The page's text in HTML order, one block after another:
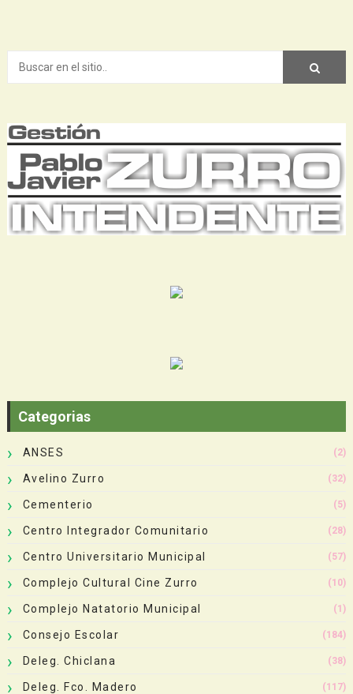
Categorias
ANSES (2)
Avelino Zurro (32)
Cementerio (5)
Centro Integrador Comunitario (28)
Centro Universitario Municipal (57)
Complejo Cultural Cine Zurro (10)
Complejo Natatorio Municipal (1)
Consejo Escolar (184)
Deleg. Chiclana (38)
Deleg. Fco. Madero (117)